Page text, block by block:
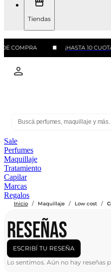
Tiendas
COMPRA ¡HASTA 10
Sale
Perfumes
Maquillaje
Tratamiento
Capilar
Marcas
Regalos
Inicio / Maquillaje / Low cost /
RESEÑAS
ESCRIBÍ TU RESEÑA
Lo sentimos. Aún no hay reseñas